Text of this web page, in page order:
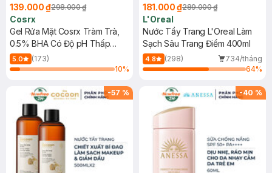
139.000 ₫298.000 ₫
Cosrx
Gel Rửa Mặt Cosrx Tràm Trà,
0.5% BHA Có Độ pH Thấp
150ml
5.0
(173)
10%
181.000 ₫289.000 ₫
L'Oreal
Nước Tẩy Trang L'Oreal Làm
Sạch Sâu Trang Điểm 400ml
4.8 (298)
734/tháng
64%
-57 % -40 %